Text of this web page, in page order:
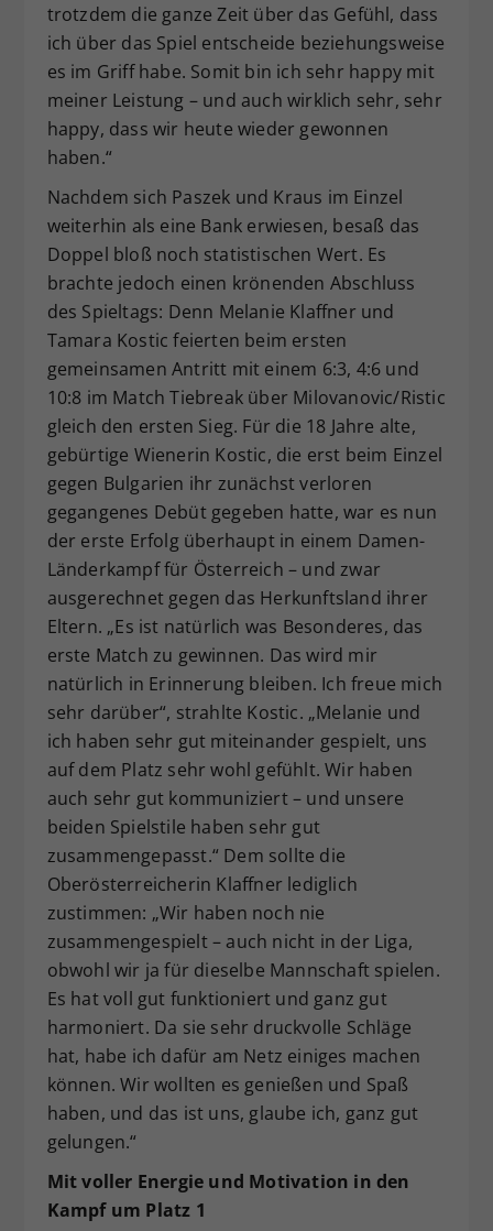
trotzdem die ganze Zeit über das Gefühl, dass
ich über das Spiel entscheide beziehungsweise
es im Griff habe. Somit bin ich sehr happy mit
meiner Leistung – und auch wirklich sehr, sehr
happy, dass wir heute wieder gewonnen
haben.“
Nachdem sich Paszek und Kraus im Einzel
weiterhin als eine Bank erwiesen, besaß das
Doppel bloß noch statistischen Wert. Es
brachte jedoch einen krönenden Abschluss
des Spieltags: Denn Melanie Klaffner und
Tamara Kostic feierten beim ersten
gemeinsamen Antritt mit einem 6:3, 4:6 und
10:8 im Match Tiebreak über Milovanovic/Ristic
gleich den ersten Sieg. Für die 18 Jahre alte,
gebürtige Wienerin Kostic, die erst beim Einzel
gegen Bulgarien ihr zunächst verloren
gegangenes Debüt gegeben hatte, war es nun
der erste Erfolg überhaupt in einem Damen-
Länderkampf für Österreich – und zwar
ausgerechnet gegen das Herkunftsland ihrer
Eltern. „Es ist natürlich was Besonderes, das
erste Match zu gewinnen. Das wird mir
natürlich in Erinnerung bleiben. Ich freue mich
sehr darüber“, strahlte Kostic. „Melanie und
ich haben sehr gut miteinander gespielt, uns
auf dem Platz sehr wohl gefühlt. Wir haben
auch sehr gut kommuniziert – und unsere
beiden Spielstile haben sehr gut
zusammengepasst.“ Dem sollte die
Oberösterreicherin Klaffner lediglich
zustimmen: „Wir haben noch nie
zusammengespielt – auch nicht in der Liga,
obwohl wir ja für dieselbe Mannschaft spielen.
Es hat voll gut funktioniert und ganz gut
harmoniert. Da sie sehr druckvolle Schläge
hat, habe ich dafür am Netz einiges machen
können. Wir wollten es genießen und Spaß
haben, und das ist uns, glaube ich, ganz gut
gelungen.“
Mit voller Energie und Motivation in den
Kampf um Platz 1